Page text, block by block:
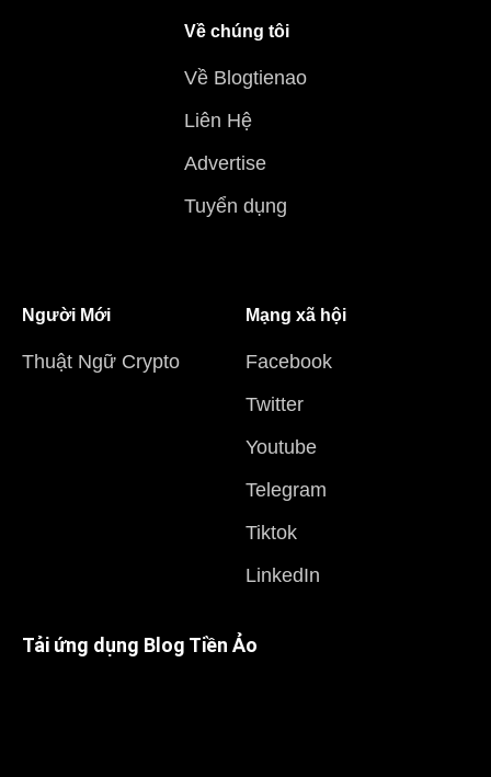
Về chúng tôi
Về Blogtienao
Liên Hệ
Advertise
Tuyển dụng
Người Mới
Thuật Ngữ Crypto
Mạng xã hội
Facebook
Twitter
Youtube
Telegram
Tiktok
LinkedIn
Tải ứng dụng Blog Tiền Ảo